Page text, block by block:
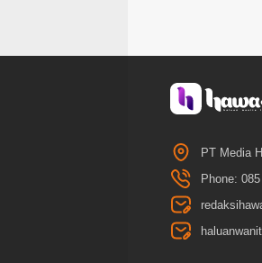
PT Media
Phone: